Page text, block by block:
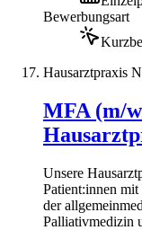
Bewerbungsart
Hausarztpraxis
MFA (m/
Unsere
Patient:innen
der
Palliativmedizin